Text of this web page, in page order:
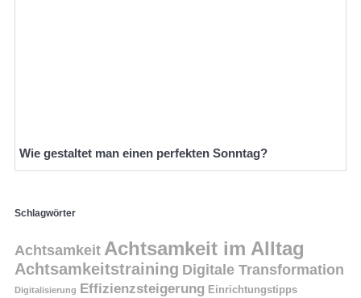
Wie gestaltet man einen perfekten Sonntag?
Schlagwörter
Achtsamkeit Achtsamkeit im Alltag
Achtsamkeitstraining Digitale Transformation
Digitalisierung Effizienzsteigerung Einrichtungstipps